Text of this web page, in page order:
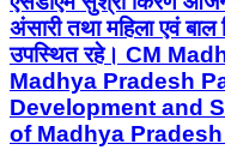
अंसारी तथा महिला एवं
उपस्थित रहे। CM
Madhya Pradesh
Development and
of Madhya